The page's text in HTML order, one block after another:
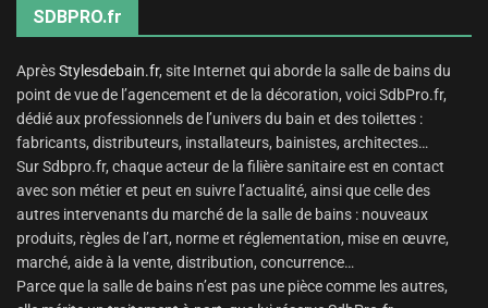
SDBPRO.fr
AprèsStylesdebain.fr, site Internet qui aborde la salle de bains du
point de vue de l’agencement et de la décoration, voici SdbPro.fr,
dédié aux professionnels de l’univers du bain et des toilettes :
fabricants, distributeurs, installateurs, bainistes, architectes…
Sur Sdbpro.fr, chaque acteur de la filière sanitaire est en contact
avec son métier et peut en suivre l’actualité, ainsi que celle des
autres intervenants du marché de la salle de bains : nouveaux
produits, règles de l’art, norme et réglementation, mise en œuvre,
marché, aide à la vente, distribution, concurrence…
Parce que la salle de bains n’est pas une pièce comme les autres,